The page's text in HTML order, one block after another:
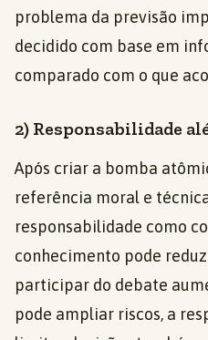
problema da previsão
decidido com base em
comparado com o que
2) Responsabilidade
Após criar a bomba
referência moral e
responsabilidade como
conhecimento pode
participar do debate
pode ampliar riscos, a